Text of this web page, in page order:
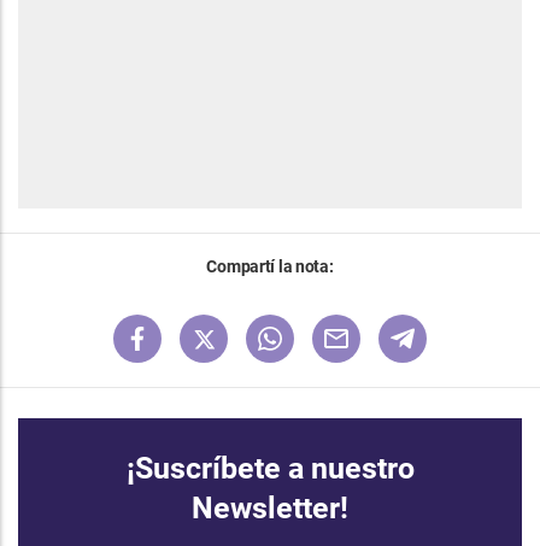
Compartí la nota:
¡Suscríbete a nuestro
Newsletter!